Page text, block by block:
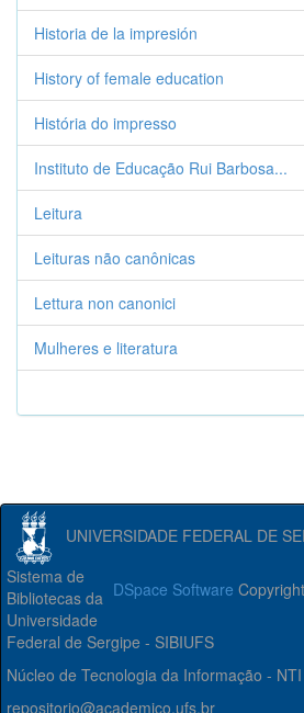
Historia de la impresión
History of female education
História do impresso
Instituto de Educação Rui Barbosa...
Leitura
Leituras não canônicas
Lettura non canonici
Mulheres e literatura
UNIVERSIDADE FEDERAL DE
DSpace Software
Sistema de
Bibliotecas da
Universidade
Federal de Sergipe - SIBIUFS
Núcleo de Tecnologia da Informação - NTI
repositorio@academico.ufs.br